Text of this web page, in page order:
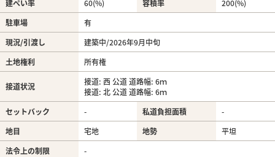
建ぺい率
60(%) 容積率
200(%)
駐車場
有
現況/引渡し
建築中/2026年9月中旬
土地権利
所有権
接道状況
接道: 西 公道 道路幅: 6ｍ
接道: 北 公道 道路幅: 6ｍ
セットバック
- 私道負担面積
-
地目
宅地 地勢
平坦
法令上の制限
-